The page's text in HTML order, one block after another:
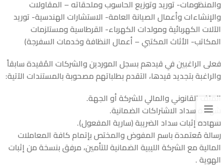
والمنظومات- توريد وتوزيع الحاسوب وملحقاته – المقاولات
والإنشاءات وأعمال الصيانة العامة- الاستشارات الهندسية- توريد
الآلات الكهربائيةومولدات الكهرباء- القرطاسية ومستلزمات
المكاتب- الأثاث المكتبي – أعمال النظافة وخدمات السفرجة)
فعلى الراغبين في قيدهم بسجل الموردين والشركات المُقيدة سابقاً
والراغبة بتجديد قيدها، التقدم بطلباتهم مصحوبة بالمستندات الآتية:
الملف القانوني والمالي للشركة أو الجهة.
شهادة سداد الاشتراكات الضمانية.
شهادة إثبات سداد الضريبة (سارية المفعول).
رسالة مُعتمدة باسم المفوض والمختص بإتمام كافة المعاملات
المالية مع الشركة الليبية الضمانية للتأمين، مرفق بنسخة من إثبات
الهوية.